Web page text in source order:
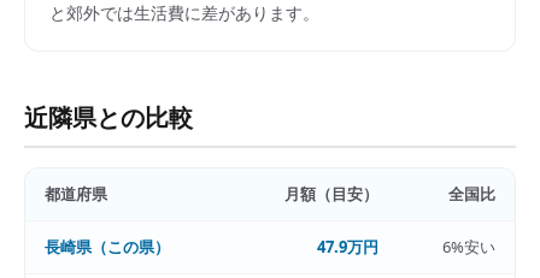
と郊外では生活費に差があります。
近隣県との比較
都道府県 月額（目安） 全国比
長崎県（この県） 47.9万円 6%安い